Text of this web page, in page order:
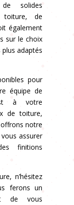
solides
toiture, de
également
sur le choix
adaptés
pour
équipe de
à votre
de toiture,
notre
assurer
finitions
n’hésitez
ferons un
de vous